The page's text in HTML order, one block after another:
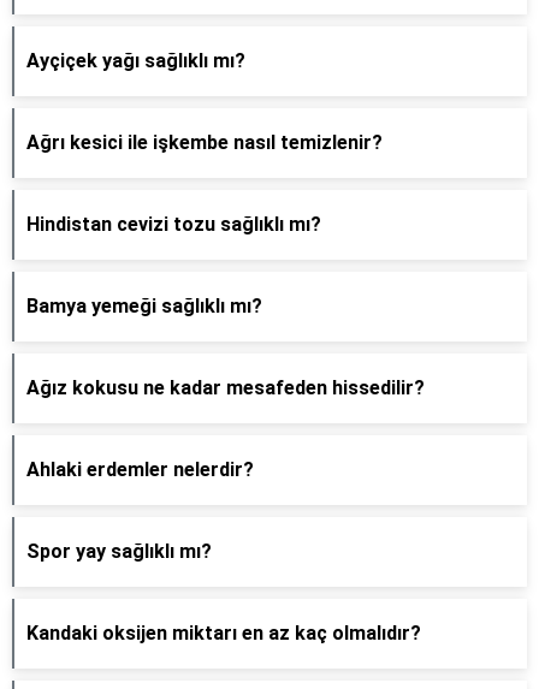
Ayçiçek yağı sağlıklı mı?
Ağrı kesici ile işkembe nasıl temizlenir?
Hindistan cevizi tozu sağlıklı mı?
Bamya yemeği sağlıklı mı?
Ağız kokusu ne kadar mesafeden hissedilir?
Ahlaki erdemler nelerdir?
Spor yay sağlıklı mı?
Kandaki oksijen miktarı en az kaç olmalıdır?